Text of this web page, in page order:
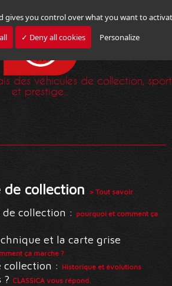
gives you control over what you want to
✓ Deny all cookies Personalize
des véhicules de collection, sport
et prestige...
de collection > Tout savoir
collection : pourquoi et comment ça
et la carte grise
ça marche ?
collection : Historique et évolutions
? CLASSICA vous répond.